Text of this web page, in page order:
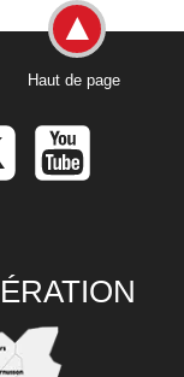
Haut de page